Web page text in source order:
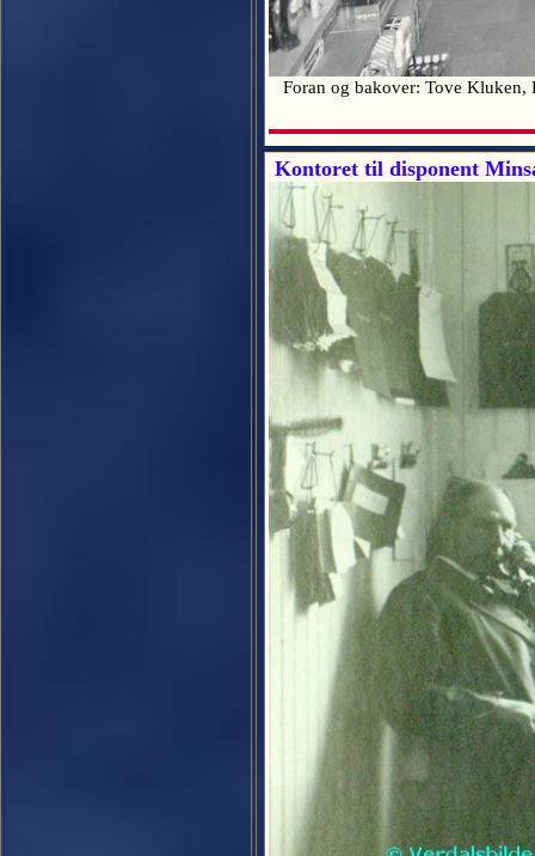
Foran og bakover: Tove
Kontoret til disponent